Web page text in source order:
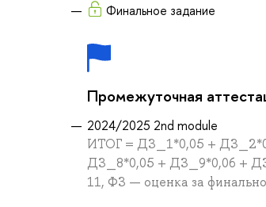
Финальное задание
Промежуточная
2024/2025 2nd module
ИТОГ = ДЗ_1*0,05 +
ДЗ_8*0,05 + ДЗ_9*0,06 +
11, ФЗ — оценка за